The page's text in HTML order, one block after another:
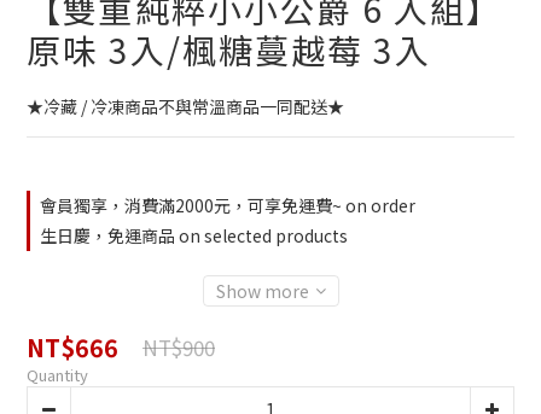
原味 3入/楓糖蔓越莓 3入
★冷藏 / 冷凍商品不與常溫商品一同配送★
會員獨享，消費滿2000元，可享免運費~ on order
生日慶，免運商品 on selected products
Show more
NT$666 NT$900
Quantity